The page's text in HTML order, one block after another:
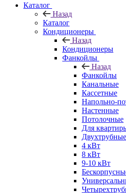
Каталог
Назад
Каталог
Кондиционеры
Назад
Кондиционеры
Фанкойлы
Назад
Фанкойлы
Канальные
Кассетные
Напольно-
Настенные
Потолочные
Для
Двухтрубные
4 кВт
8 кВт
9-10 кВт